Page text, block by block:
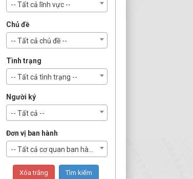
-- Tất cả lĩnh vực --
Chủ đề
-- Tất cả chủ đề --
Tình trạng
-- Tất cả tình trạng --
Người ký
-- Tất cả --
Đơn vị ban hành
-- Tất cả cơ quan ban hành --